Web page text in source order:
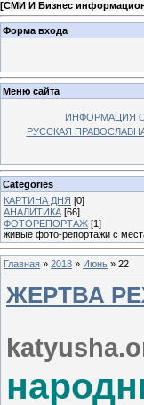
[СМИ И Бизнес
Форма входа
Меню сайта
ИНФОРМАЦИЯ
РУССКАЯ
Categories
КАРТИНА ДНЯ [0]
АНАЛИТИКА [66]
ФОТОРЕПОРТАЖ [1]
живые фото-репортажи с
Главная » 2018 » Июнь » 22
ЖЕРТВА